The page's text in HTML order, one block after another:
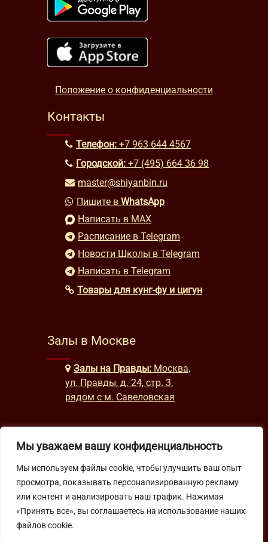
Мы уважаем вашу конфиденциальность
Мы используем файлы cookie, чтобы улучшить ваш опыт
просмотра, показывать персонализированную рекламу
или контент и анализировать наш трафик. Нажимая
«Принять все», вы соглашаетесь на использование наших
файлов cookie.
Положение о конфиденциальности
Контакты
Телефон: +7 963 644 4567
Городской: +7 (495) 664 36 98
master@shiyanbin.ru
Пишите в WhatsApp
Написать в MAX
Расписание в Telegram
Новости Школы в Telegram
Написать в Telegram
Товары для кунг-фу и цигун
Залы в Москве
Залы на Правды: Москва,
ул. Правды, д. 24, стр. 3,
рядом с м. Савеловская
Часы работы
будни: с 9:00 до 22:00
выходные: с 10:00 до 19:30
Подпишитесь на нашу рассылку